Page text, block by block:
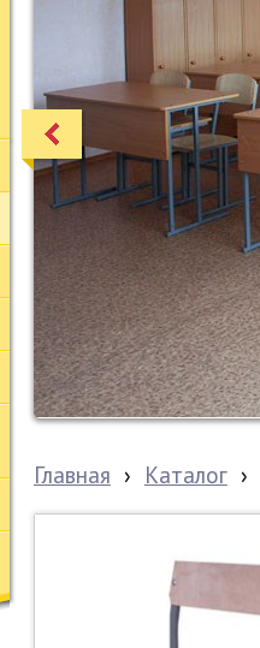
Главная › Каталог ›